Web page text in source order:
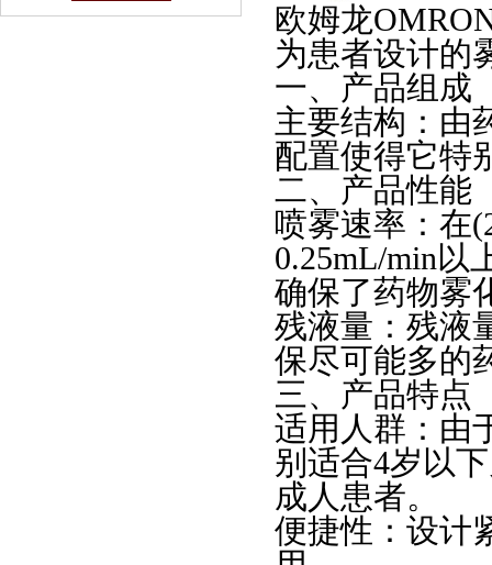
欧姆龙
为患者设计的
一、产品组成
主要结构：由
配置使得它特
二、产品性能
喷雾速率：在
0.25mL/min以
确保了药物雾
残液量：残液
保尽可能多的
三、产品特点
适用人群：由
别适合4岁以
成人患者。
便捷性：设计